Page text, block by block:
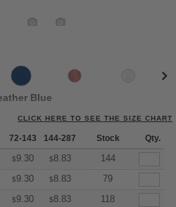
Blue
CLICK HERE TO SEE THE SIZE CHART
72-143 144-287 288 + More
Stock Qty.
$9.30 $8.83 8.68144
$9.30 $8.83 8.6879
$9.30 $8.83 8.68118